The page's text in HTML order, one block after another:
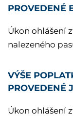
PROVEDENÉ
Úkon ohlášení
nalezeného
VÝŠE
PROVEDENÉ
Úkon ohlášení